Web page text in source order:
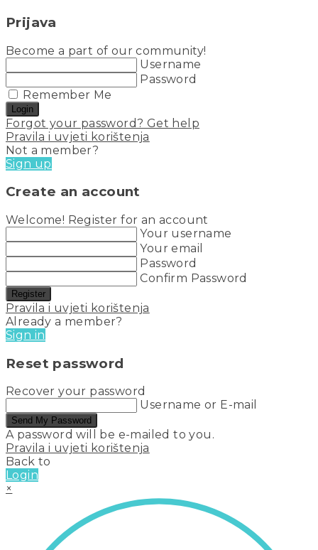
Prijava
Become a part of our community!
Username
Password
Remember Me
Login
Forgot your password? Get help
Pravila i uvjeti korištenja
Not a member?
Sign up
Create an account
Welcome! Register for an account
Your username
Your email
Password
Confirm Password
Register
Pravila i uvjeti korištenja
Already a member?
Sign in
Reset password
Recover your password
Username or E-mail
Send My Password
A password will be e-mailed to you.
Pravila i uvjeti korištenja
Back to
Login
×